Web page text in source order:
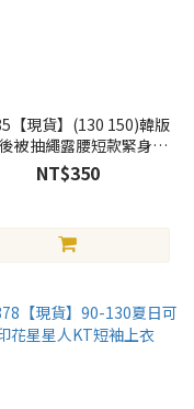
【現貨】(130 150)韓版
被抽繩露腰短款緊身上
衣
NT$350